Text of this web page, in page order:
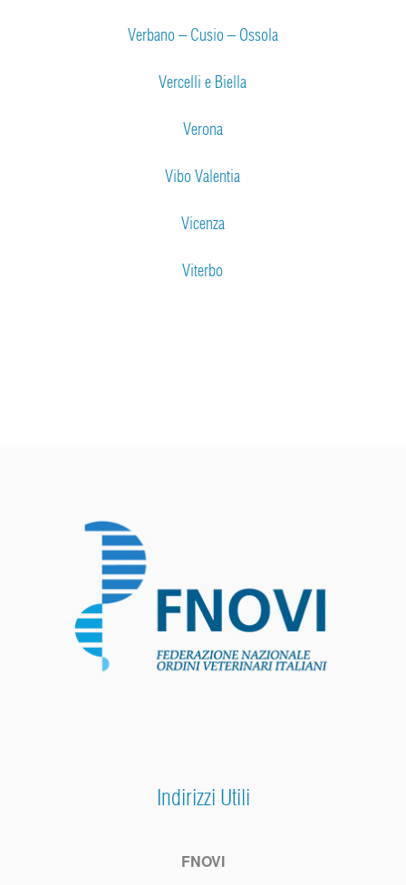
Verbano – Cusio – Ossola
Vercelli e Biella
Verona
Vibo Valentia
Vicenza
Viterbo
Indirizzi Utili
FNOVI